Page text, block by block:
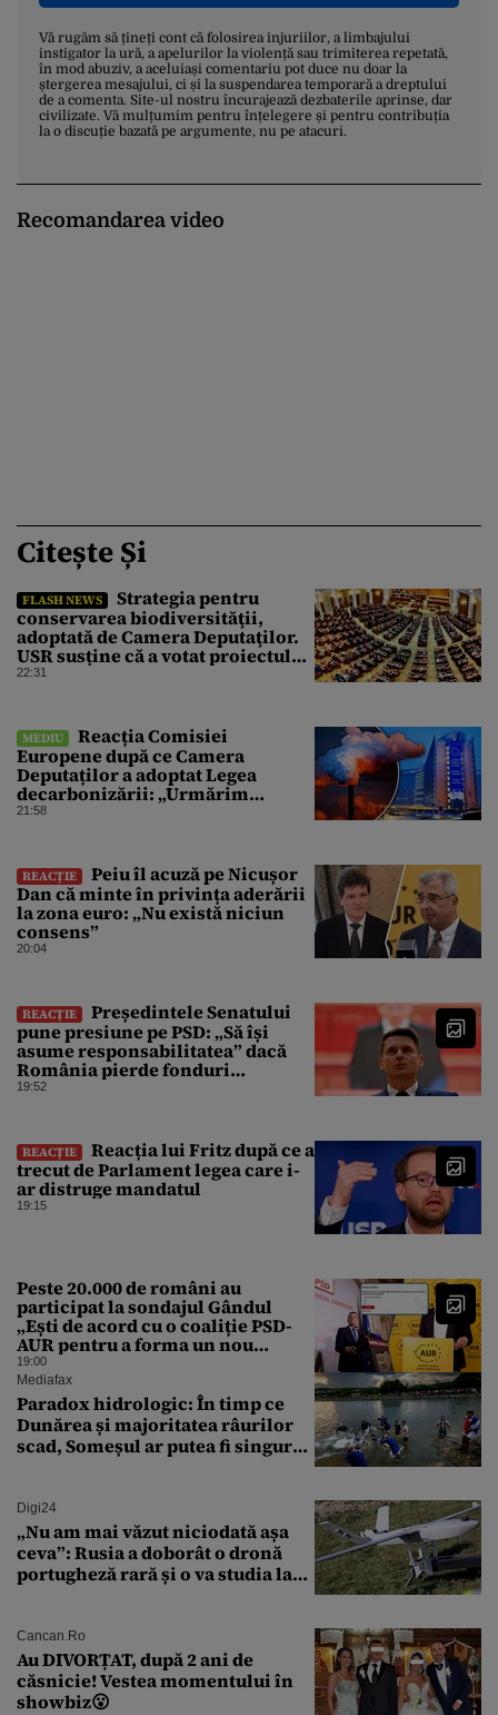
Vă rugăm să țineți cont că folosirea injuriilor, a limbajului
instigator la ură, a apelurilor la violență sau trimiterea repetată,
în mod abuziv, a aceluiași comentariu pot duce nu doar la
ștergerea mesajului, ci și la suspendarea temporară a dreptului
de a comenta. Site-ul nostru încurajează dezbaterile aprinse, dar
civilizate. Vă mulțumim pentru înțelegere și pentru contribuția
la o discuție bazată pe argumente, nu pe atacuri.
Recomandarea video
Citește Și
FLASH NEWS
Strategia pentru
conservarea biodiversităţii,
adoptată de Camera Deputaţilor.
USR susține că a votat proiectul
cu amendamentele PSD pentru a
22:31
MEDIU
Reacția Comisiei
Europene după ce Camera
Deputaților a adoptat Legea
decarbonizării: „Urmărim
evoluția”
21:58
REACȚIE
Peiu îl acuză pe Nicușor
Dan că minte în privința aderării
la zona euro: „Nu există niciun
consens”
20:04
REACȚIE
Președintele Senatului
pune presiune pe PSD: „Să își
asume responsabilitatea” dacă
România pierde fonduri
europene din cauza legilor
19:52
REACȚIE
Reacția lui Fritz după ce a
trecut de Parlament legea care i-
ar distruge mandatul
19:15
Peste 20.000 de români au
participat la sondajul Gândul
„Ești de acord cu o coaliție PSD-
AUR pentru a forma un nou
Guvern și a încheia criza
politică?”. Rezultatul a fost
surprinzător
19:00
Mediafax
Paradox hidrologic: În timp ce
Dunărea și majoritatea râurilor
scad, Someșul ar putea fi singurul
Digi24
„Nu am mai văzut niciodată așa
ceva”: Rusia a doborât o dronă
portugheză rară și o va studia la
Cancan.ro
Au DIVORȚAT, după 2 ani de
căsnicie! Vestea momentului în
showbiz😮